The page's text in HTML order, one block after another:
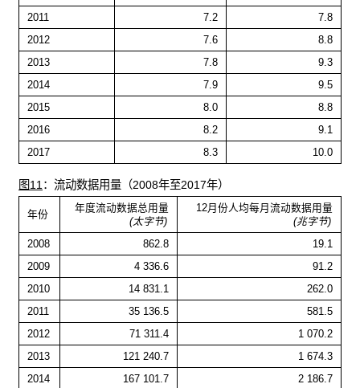
2011
7.2
7.8
2012
7.6
8.8
2013
7.8
9.3
2014
7.9
9.5
2015
8.0
8.8
2016
8.2
9.1
2017
8.3 10.0
图11 ：流动数据用量（2008年至2017年）
年份
年度流动数据总用量
(太字节)
12月份人均每月流动数据用量
(兆字节)
2008
862.8
19.1
2009
4 336.6
91.2
2010
14 831.1
262.0
2011
35 136.5
581.5
2012
71 311.4
1 070.2
2013
121 240.7
1 674.3
2014
167 101.7
2 186.7